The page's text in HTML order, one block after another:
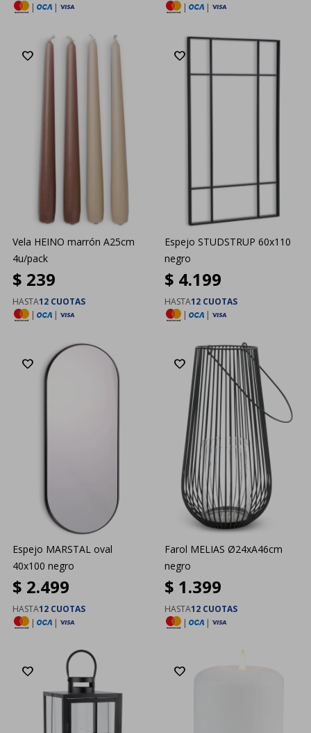
| | | |
Vela HEINO marrón A25cm
4u/pack
$ 239
HASTA12 CUOTAS
|
|
Espejo STUDSTRUP 60x110
negro
$ 4.199
HASTA12 CUOTAS
|
|
Espejo MARSTAL oval
40x100 negro
$ 2.499
HASTA12 CUOTAS
|
|
Farol MELIAS Ø24xA46cm
negro
$ 1.399
HASTA12 CUOTAS
|
|